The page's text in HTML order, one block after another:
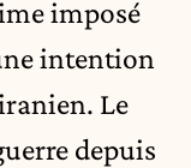
imposé
intention
Le
depuis